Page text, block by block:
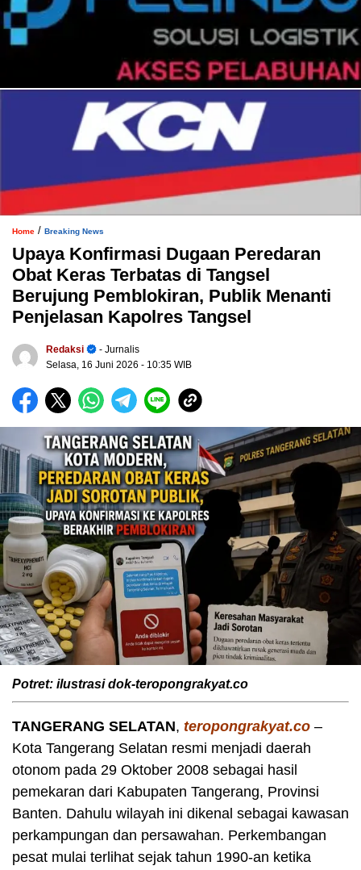
Home / Breaking News
Upaya Konfirmasi Dugaan Peredaran
Obat Keras Terbatas di Tangsel
Berujung Pemblokiran, Publik Menanti
Penjelasan Kapolres Tangsel
Redaksi
- Jurnalis
Selasa, 16 Juni 2026 - 10:35 WIB
Potret: ilustrasi dok-teropongrakyat.co
TANGERANG SELATAN, teropongrakyat.co –
Kota Tangerang Selatan resmi menjadi daerah
otonom pada 29 Oktober 2008 sebagai hasil
pemekaran dari Kabupaten Tangerang, Provinsi
Banten. Dahulu wilayah ini dikenal sebagai kawasan
perkampungan dan persawahan. Perkembangan
pesat mulai terlihat sejak tahun 1990-an ketika